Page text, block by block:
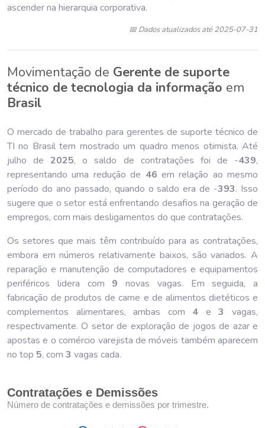
ascender na hierarquia corporativa.
📅 Dados atualizados até 2025-07-31
Movimentação de Gerente de suporte
técnico de tecnologia da informação em
Brasil
O mercado de trabalho para gerentes de suporte técnico de
TI no Brasil tem mostrado um quadro menos otimista. Até
julho de2025, o saldo de contratações foi de -439,
representando uma redução de 46 em relação ao mesmo
período do ano passado, quando o saldo era de -393. Isso
sugere que o setor está enfrentando desafios na geração de
empregos, com mais desligamentos do que contratações.
Os setores que mais têm contribuído para as contratações,
embora em números relativamente baixos, são variados. A
reparação e manutenção de computadores e equipamentos
periféricos lidera com 9 novas vagas. Em seguida, a
fabricação de produtos de carne e de alimentos dietéticos e
complementos alimentares, ambas com 4 e3
vagas,
respectivamente. O setor de exploração de jogos de azar e
apostas e o comércio varejista de móveis também aparecem
no top 5, com 3 vagas cada.
Contratações e Demissões
Número de contratações e demissões por trimestre.